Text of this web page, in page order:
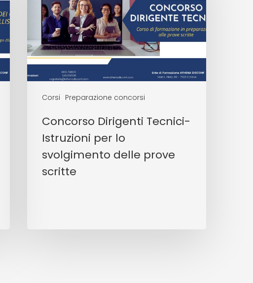
Corsi Preparazione concorsi
Concorso Dirigenti Tecnici-
Istruzioni per lo
svolgimento delle prove
scritte